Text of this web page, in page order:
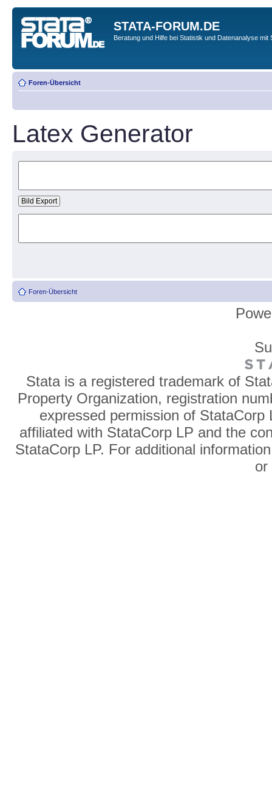
STATA-FORUM.DE
Beratung und Hilfe bei Statistik und Datenanalyse mit
Foren-Übersicht
Latex Generator
Foren-Übersicht
Stata is a registered trademark of
Property Organization, registration
expressed permission of
affiliated with StataCorp LP and the
StataCorp LP. For additional
or